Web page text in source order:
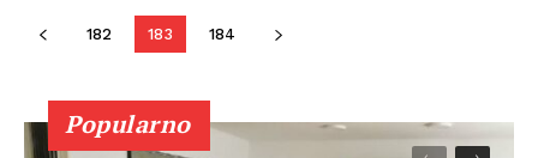
182 183 184
Popularno